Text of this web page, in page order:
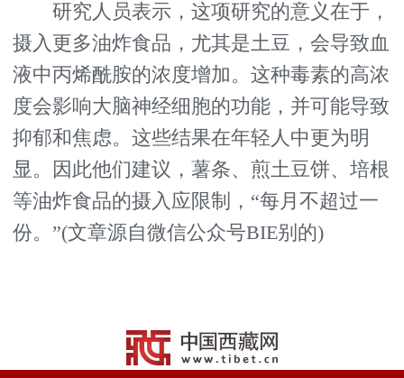
研究人员表示，这项研究的意义在于，
摄入更多油炸食品，尤其是土豆，会导致血
液中丙烯酰胺的浓度增加。这种毒素的高浓
度会影响大脑神经细胞的功能，并可能导致
抑郁和焦虑。这些结果在年轻人中更为明
显。因此他们建议，薯条、煎土豆饼、培根
等油炸食品的摄入应限制，“每月不超过一
份。”(文章源自微信公众号BIE别的)